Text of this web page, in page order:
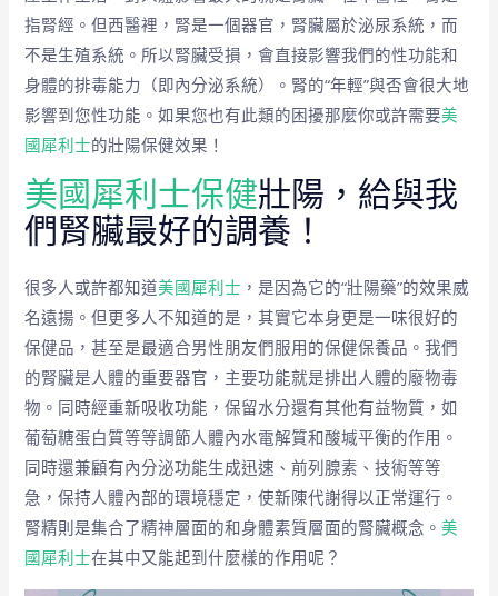
指腎經。但西醫裡，腎是一個器官，腎臟屬於泌尿系統，而
不是生殖系統。所以腎臟受損，會直接影響我們的性功能和
身體的排毒能力（即內分泌系統）。腎的“年輕”與否會很大地
影響到您性功能。如果您也有此類的困擾那麼你或許需要美
國犀利士的壯陽保健效果！
美國犀利士保健壯陽，給與我
們腎臟最好的調養！
很多人或許都知道美國犀利士 ，是因為它的“壯陽藥”的效果威
名遠揚。但更多人不知道的是，其實它本身更是一味很好的
保健品，甚至是最適合男性朋友們服用的保健保養品。我們
的腎臟是人體的重要器官，主要功能就是排出人體的廢物毒
物。同時經重新吸收功能，保留水分還有其他有益物質，如
葡萄糖蛋白質等等調節人體內水電解質和酸堿平衡的作用。
同時還兼顧有內分泌功能生成迅速、前列腺素、技術等等
急，保持人體內部的環境穩定，使新陳代謝得以正常運行。
腎精則是集合了精神層面的和身體素質層面的腎臟概念。美
國犀利士在其中又能起到什麼樣的作用呢？